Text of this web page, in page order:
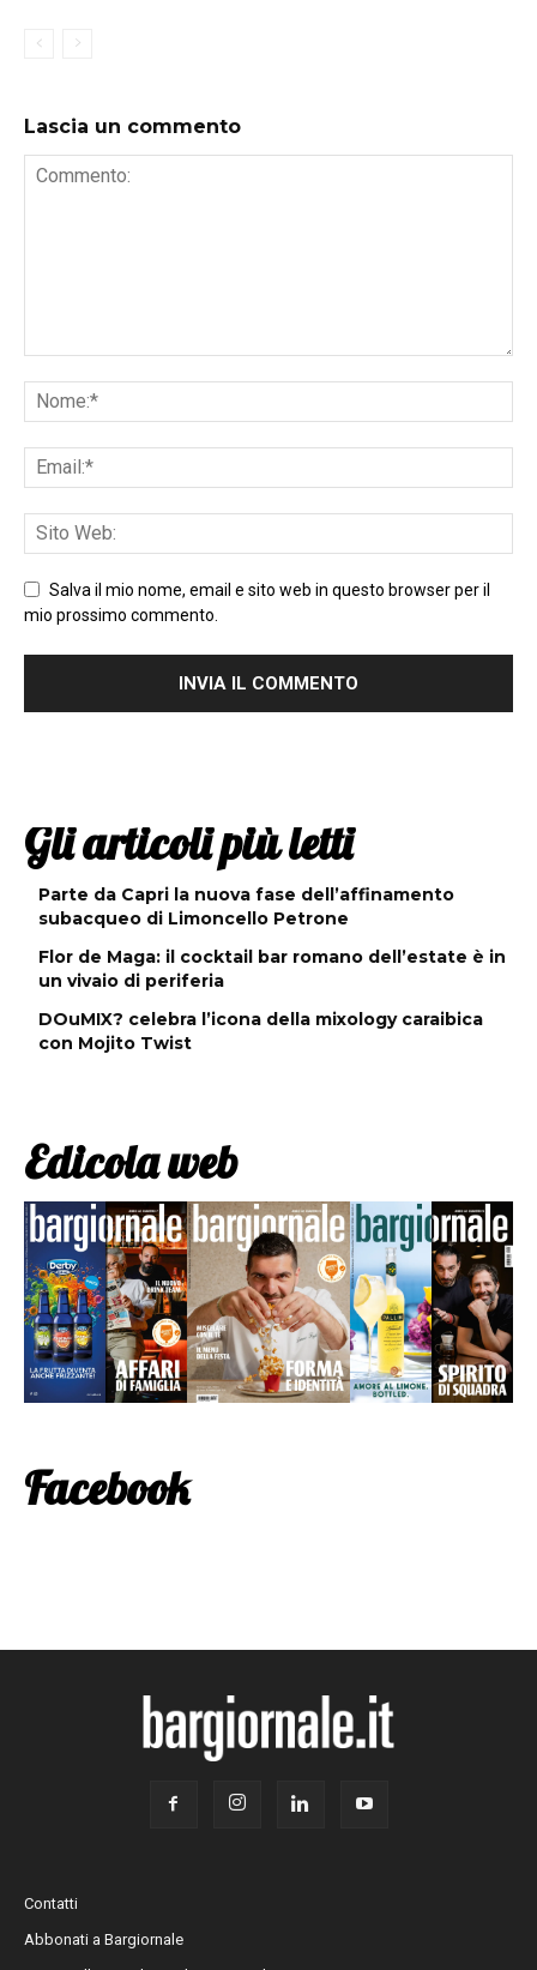
Lascia un commento
Salva il mio nome, email e sito web in questo browser per il
mio prossimo commento.
Gli articoli più letti
Parte da Capri la nuova fase dell’affinamento
subacqueo di Limoncello Petrone
Flor de Maga: il cocktail bar romano dell’estate è in
un vivaio di periferia
DOuMIX? celebra l’icona della mixology caraibica
con Mojito Twist
Edicola web
Facebook
Contatti
Abbonati a Bargiornale